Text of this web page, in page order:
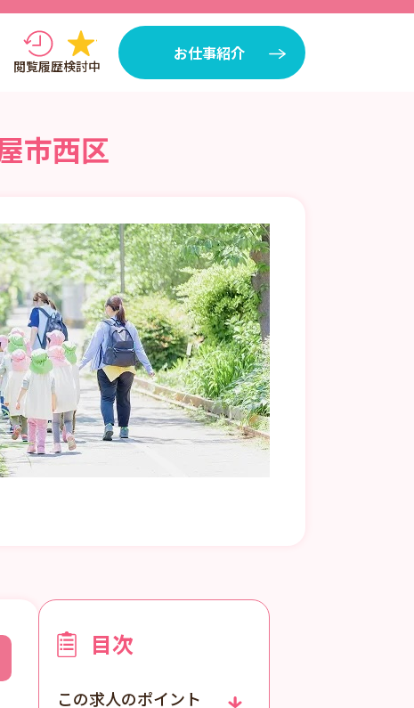
閲覧履歴検討中
お仕事紹介
市西区
目次
この求人のポイント